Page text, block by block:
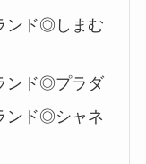
ンド◎しまむ
ンド◎プラダ
ンド◎シャネ